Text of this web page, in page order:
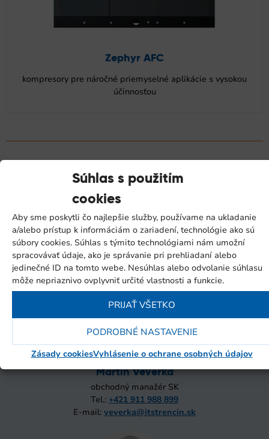
Súhlas s použitím
cookies
Aby sme poskytli čo najlepšie služby, používame na ukladanie
a/alebo prístup k informáciám o zariadení, technológie ako sú
súbory cookies. Súhlas s týmito technológiami nám umožní
spracovávať údaje, ako je správanie pri prehliadaní alebo
jedinečné ID na tomto webe. Nesúhlas alebo odvolanie súhlasu
môže nepriaznivo ovplyvniť určité vlastnosti a funkcie.
PRIJAŤ VŠETKO
PODROBNÉ NASTAVENIE
Zásady cookiesVyhlásenie o ochrane osobných údajov
Zephyr AFC
kompresory pre náročné priemyselné aplikácie s vysokou
účinnosťou
Predajný tím
Martin Veverka
obchodný manažér SK
Tel.: +421 911 988 899
E-mail: veverka@itstrencin.sk